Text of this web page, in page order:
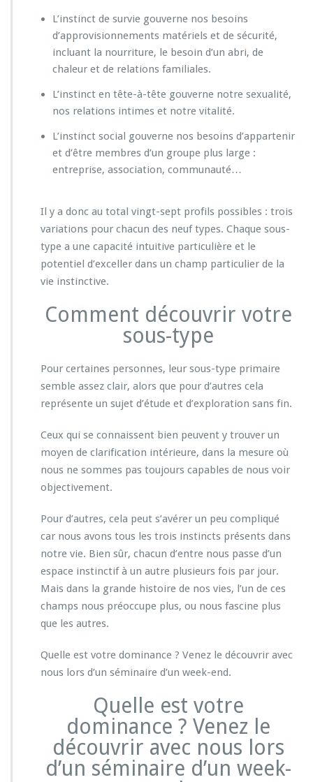
L’instinct de survie gouverne nos besoins
d’approvisionnements matériels et de sécurité,
incluant la nourriture, le besoin d’un abri, de
chaleur et de relations familiales.
L’instinct en tête-à-tête gouverne notre sexualité,
nos relations intimes et notre vitalité.
L’instinct social gouverne nos besoins d’appartenir
et d’être membres d’un groupe plus large :
entreprise, association, communauté…
Il y a donc au total vingt-sept profils possibles : trois
variations pour chacun des neuf types. Chaque sous-
type a une capacité intuitive particulière et le
potentiel d’exceller dans un champ particulier de la
vie instinctive.
Comment découvrir votre
sous-type
Pour certaines personnes, leur sous-type primaire
semble assez clair, alors que pour d’autres cela
représente un sujet d’étude et d’exploration sans fin.
Ceux qui se connaissent bien peuvent y trouver un
moyen de clarification intérieure, dans la mesure où
nous ne sommes pas toujours capables de nous voir
objectivement.
Pour d’autres, cela peut s’avérer un peu compliqué
car nous avons tous les trois instincts présents dans
notre vie. Bien sûr, chacun d’entre nous passe d’un
espace instinctif à un autre plusieurs fois par jour.
Mais dans la grande histoire de nos vies, l’un de ces
champs nous préoccupe plus, ou nous fascine plus
que les autres.
Quelle est votre dominance ? Venez le découvrir avec
nous lors d’un séminaire d’un week-end.
Quelle est votre
dominance ? Venez le
découvrir avec nous lors
d’un séminaire d’un week-